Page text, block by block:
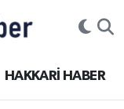
HAKKARİ HABER